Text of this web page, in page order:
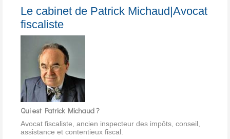
Le cabinet de Patrick Michaud|Avocat
fiscaliste
Qui est Patrick Michaud ?
Avocat fiscaliste, ancien inspecteur des impôts, conseil,
assistance et contentieux fiscal.